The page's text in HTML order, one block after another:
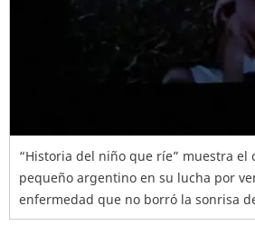
“Historia del niño que ríe” muestra el
pequeño argentino en su lucha por
enfermedad que no borró la sonrisa